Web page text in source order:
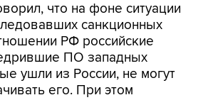
что на фоне ситуации
санкционных
РФ российские
ПО западных
ушли из России, не могут
его. При этом